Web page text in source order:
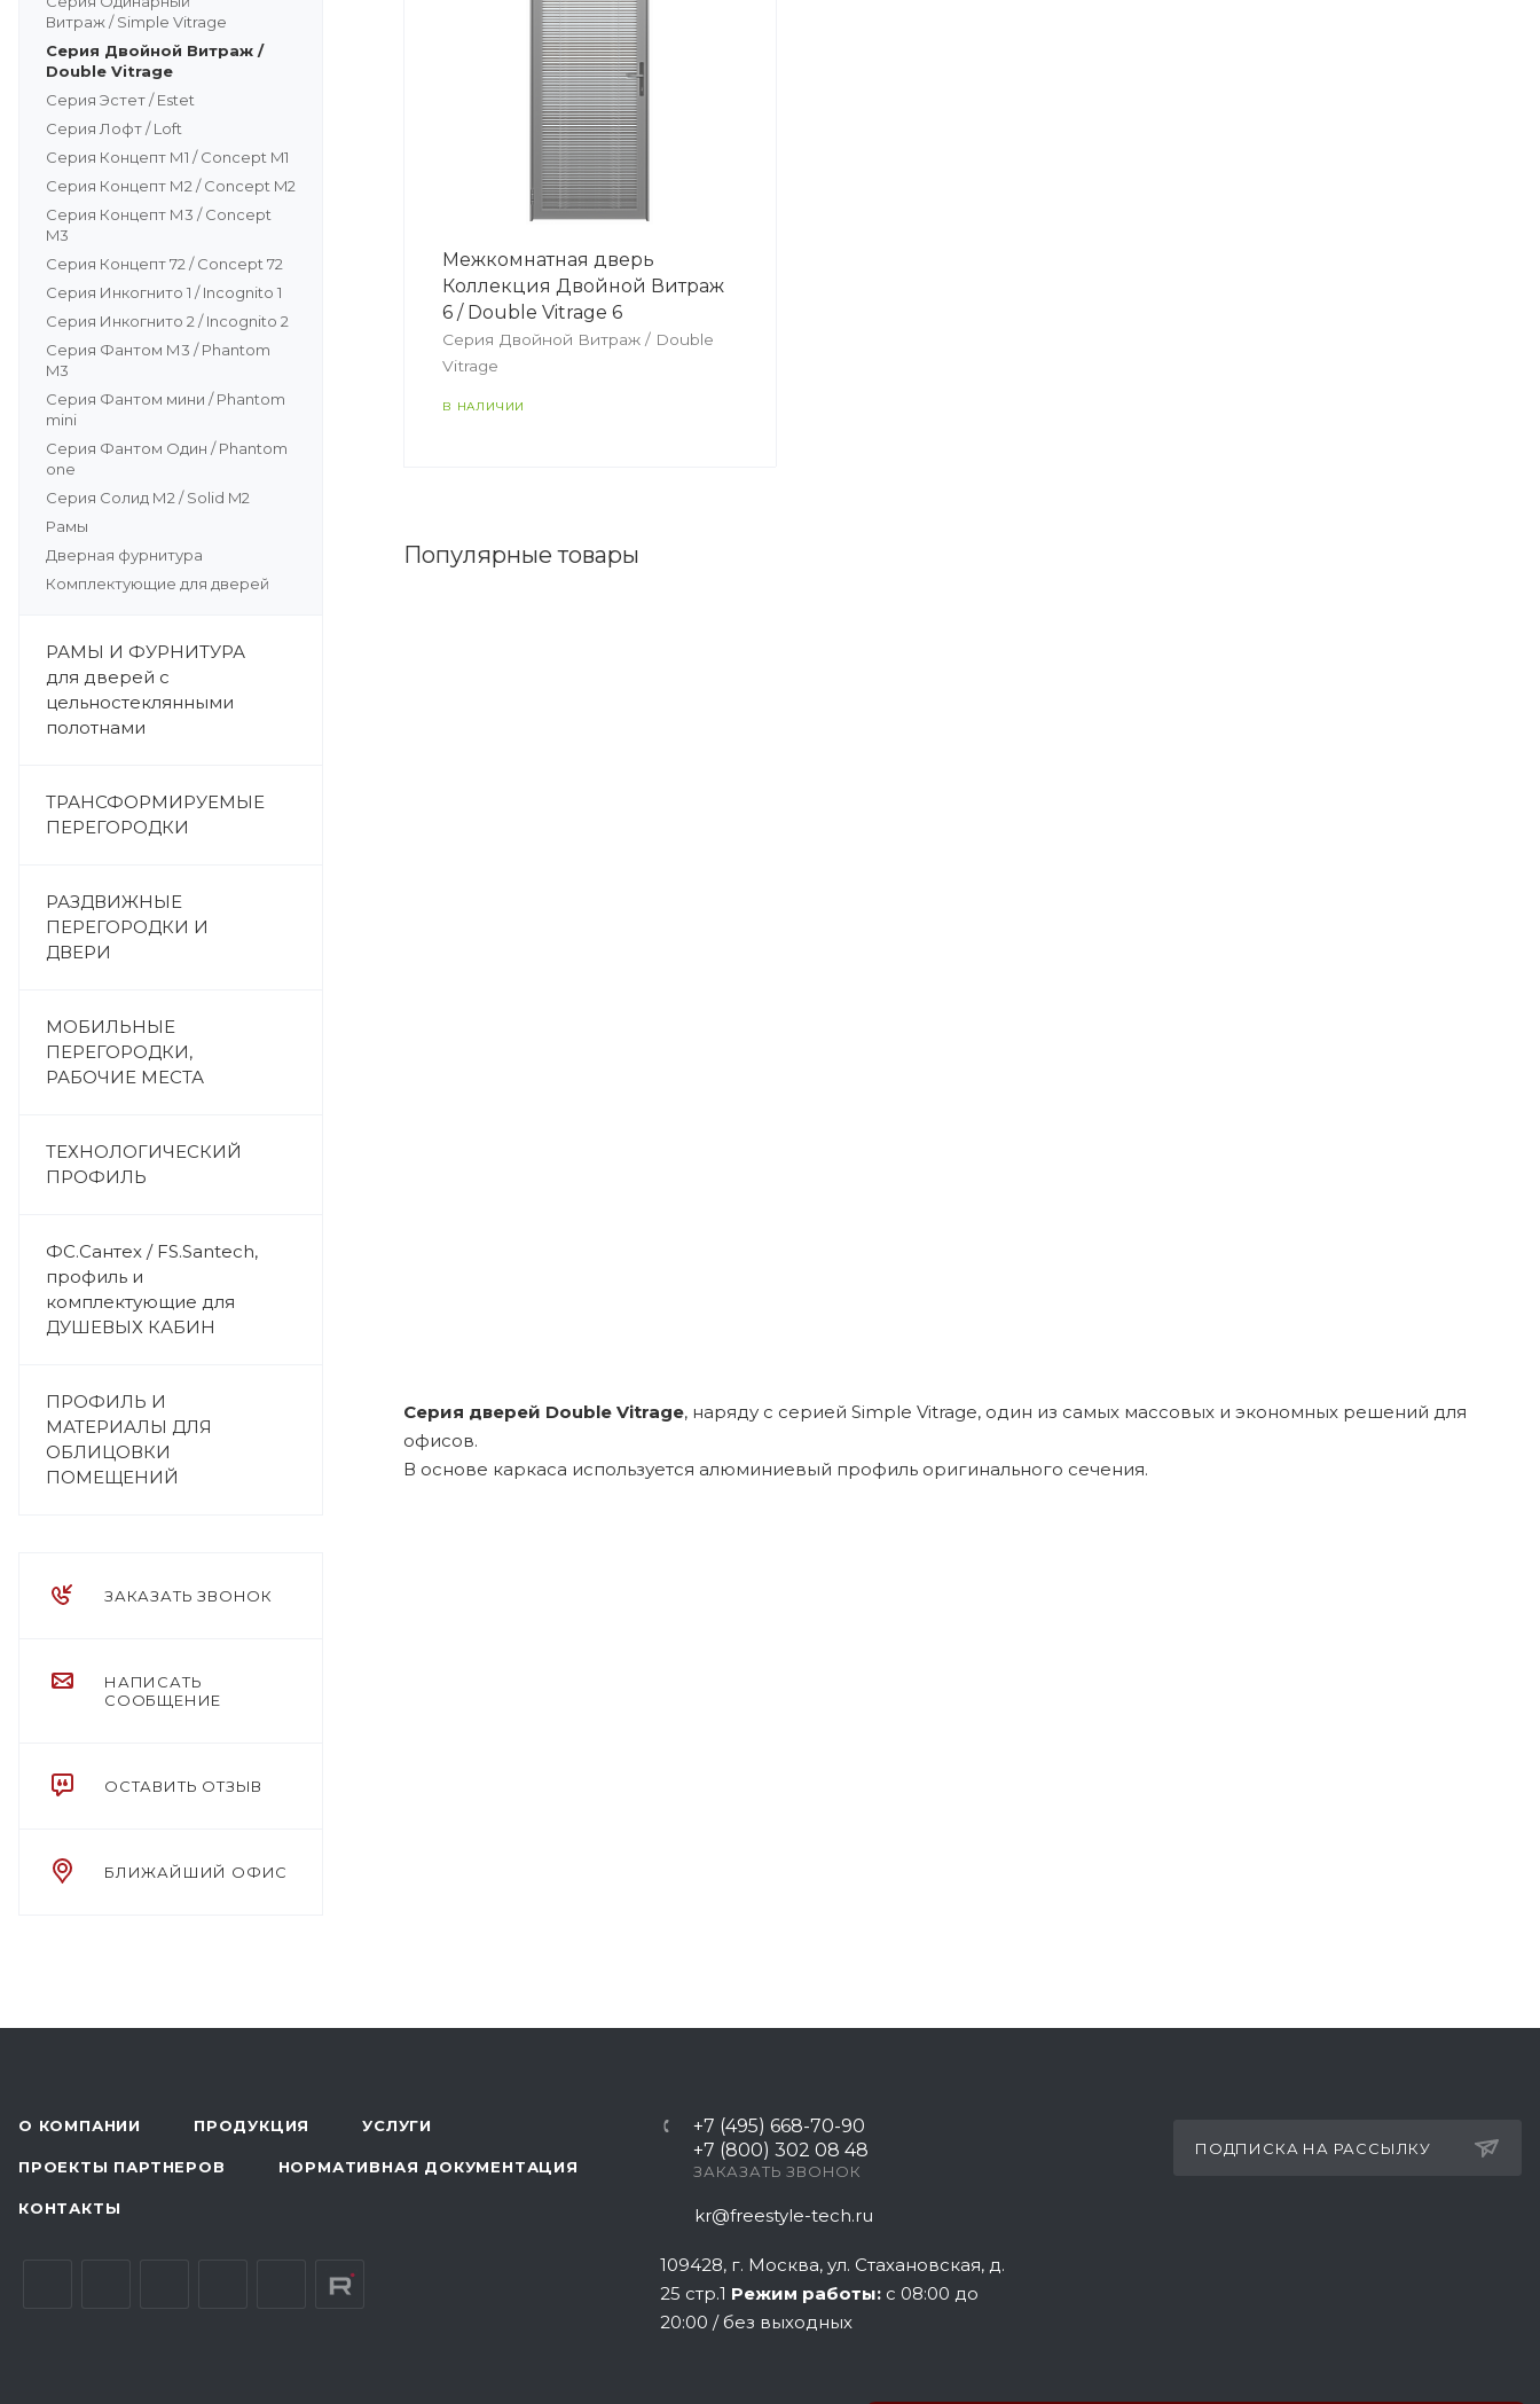
Витраж / Simple Vitrage
Серия Двойной Витраж /
Double Vitrage
Серия Эстет / Estet
Серия Лофт / Loft
Серия Концепт М1 / Concept M1
Серия Концепт М2 / Concept M2
Серия Концепт М3 / Concept
M3
Серия Концепт 72 / Concept 72
Серия Инкогнито 1 / Incognito 1
Серия Инкогнито 2 / Incognito 2
Серия Фантом М3 / Phantom
M3
Серия Фантом мини / Phantom
mini
Серия Фантом Один / Phantom
one
Серия Солид М2 / Solid M2
Рамы
Дверная фурнитура
Комплектующие для дверей
РАМЫ И ФУРНИТУРА
для дверей с
цельностеклянными
полотнами
ТРАНСФОРМИРУЕМЫЕ
ПЕРЕГОРОДКИ
РАЗДВИЖНЫЕ
ПЕРЕГОРОДКИ И
ДВЕРИ
МОБИЛЬНЫЕ
ПЕРЕГОРОДКИ,
РАБОЧИЕ МЕСТА
ТЕХНОЛОГИЧЕСКИЙ
ПРОФИЛЬ
ФС.Сантех / FS.Santech,
профиль и
комплектующие для
ДУШЕВЫХ КАБИН
ПРОФИЛЬ И
МАТЕРИАЛЫ ДЛЯ
ОБЛИЦОВКИ
ПОМЕЩЕНИЙ
ЗАКАЗАТЬ ЗВОНОК
НАПИСАТЬ
СООБЩЕНИЕ
ОСТАВИТЬ ОТЗЫВ
БЛИЖАЙШИЙ ОФИС
Межкомнатная дверь
Коллекция Двойной Витраж
6 / Double Vitrage 6
Серия Двойной Витраж / Double
Vitrage
В НАЛИЧИИ
Популярные товары
Серия дверей Double Vitrage, наряду с серией Simple Vitrage, один из самых массовых и экономных решений для
офисов.
В основе каркаса используется алюминиевый профиль оригинального сечения.
О КОМПАНИИ ПРОДУКЦИЯ УСЛУГИ
ПРОЕКТЫ ПАРТНЕРОВ НОРМАТИВНАЯ ДОКУМЕНТАЦИЯ
КОНТАКТЫ
+7 (495) 668-70-90
+7 (800) 302 08 48
ЗАКАЗАТЬ ЗВОНОК
kr@freestyle-tech.ru
109428, г. Москва, ул. Стахановская, д.
25 стр.1 Режим работы: с 08:00 до
20:00 / без выходных
ПОДПИСКА НА РАССЫЛКУ